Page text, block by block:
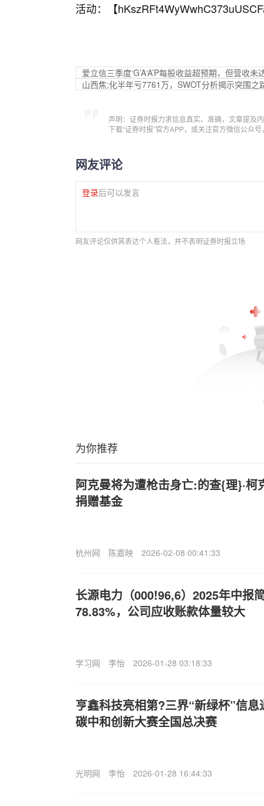
活动：【
爱立信三季度‘G’A‘A’P每股收益超预期，但营收未
山西焦;化半年亏7761万，SWOT分析揭示突围之
声明：证券时报力求信息真实、准确，文章提及
下载“证券时报”官方APP，或关注官方微信公众
网友评论
登录后可以发言
网友评论仅供其表达个人看法，并不表明证券时报立场
为你推荐
阿克曼将为遭枪击身亡:的查{理}·柯
捐赠基金
杭州网 陈嘉映 2026-02-08 00:41:33
长源电力（000!96,6）2025年中报
78.83%，公司应收账款体量较大
学习网 李怡 2026-01-28 03:18:33
亨鑫科技亮相第?三界“新绿杯”信
碳中和创新大赛全国总决赛
光明网 李怡 2026-01-28 16:44:33